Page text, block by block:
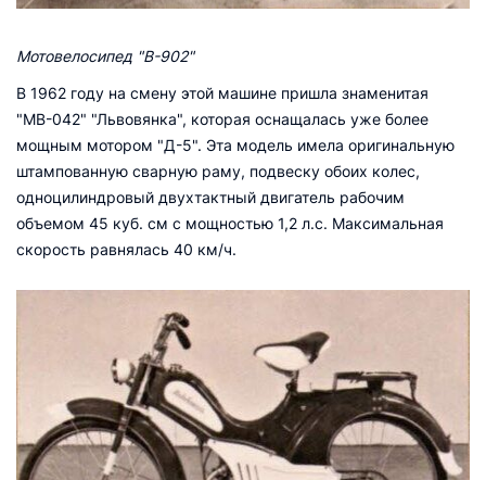
Мотовелосипед "В-902"
В 1962 году на смену этой машине пришла знаменитая
"МВ-042" "Львовянка", которая оснащалась уже более
мощным мотором "Д-5". Эта модель имела оригинальную
штампованную сварную раму, подвеску обоих колес,
одноцилиндровый двухтактный двигатель рабочим
объемом 45 куб. см с мощностью 1,2 л.с. Максимальная
скорость равнялась 40 км/ч.